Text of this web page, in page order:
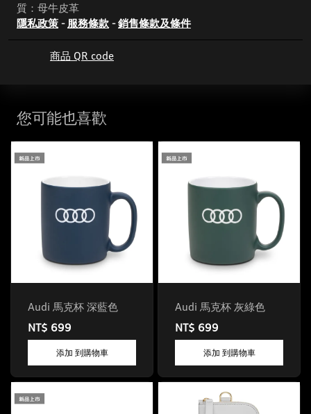
質：母牛皮革
隱私政策 - 服務條款 -銷售條款及條件
商品 QR code
您可能也喜歡
Audi 馬克杯 深藍色
NT$ 699
添加 到購物車
Audi 馬克杯 灰綠色
NT$ 699
添加 到購物車